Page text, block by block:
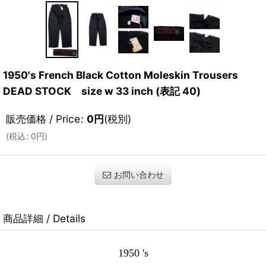
1950's French Black Cotton Moleskin Trousers
DEAD STOCK size w 33 inch (表記 40)
販売価格 / Price: 0円(税別)
(税込: 0円)
お問い合わせ
商品詳細 / Details
1950 's